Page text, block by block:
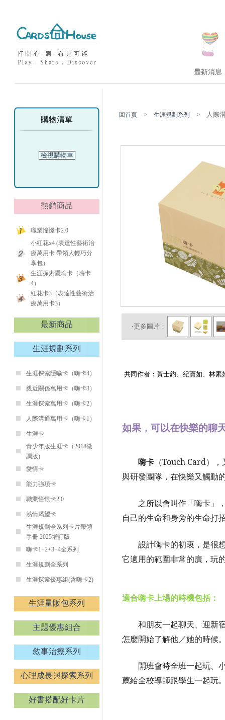
購物清單
檢視購物車
熱銷商品
職業憧憬卡2.0
小紅花x4 (表達性藝術治
療萬用卡 帶領人輕巧分
享包）
生涯探索隱喻卡（嗨卡
4）
紅花卡3（表達性藝術治
療萬用卡3）
最新商品
生涯規劃系列
生涯探索隱喻卡（嗨卡4）
親近關係萬用卡（嗨卡3）
生涯探索萬用卡（嗨卡2）
人際溝通萬用卡（嗨卡1）
生涯卡
青少年版生涯卡（2018微
調版)
愛情卡
能力強項卡
職業憧憬卡2.0
熱情渴望卡
生涯規劃全系列卡片帶領
手冊 2025增訂版
嗨卡1+2+3+4全系列
生涯規劃全系列
生涯探索優惠組(含嗨卡2)
生涯量販包系列
主題優惠組合
敘事治療系列
心理成長與探索系列
好書搭配好卡片
回首頁 > 生涯規劃系列 > 人際溝
‧更多圖片：
共同作者：黃士鈞、紀寶如、林素
如果，可以在快樂的聊
嗨卡 （Touch Card），
與研發團隊，在快樂又觸動
之所以會叫作「嗨卡」
自己的生命和身旁的生命打
設計嗨卡的初衷，是很
它適用的範圍非常的廣，玩
適合嗨卡上場的時機包括：
和朋友一起聊天、迎新
怎麼開始了解他／她的時候
開班會時全班一起玩、
薦給全校導師跟學生一起玩